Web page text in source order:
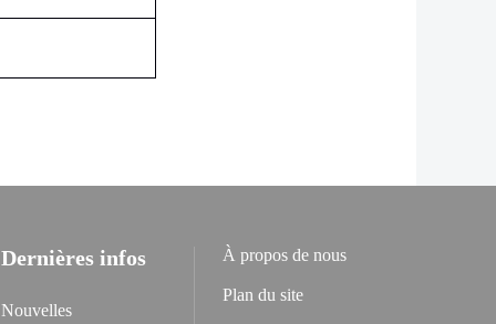
Dernières infos
Nouvelles
À propos de nous
Plan du site